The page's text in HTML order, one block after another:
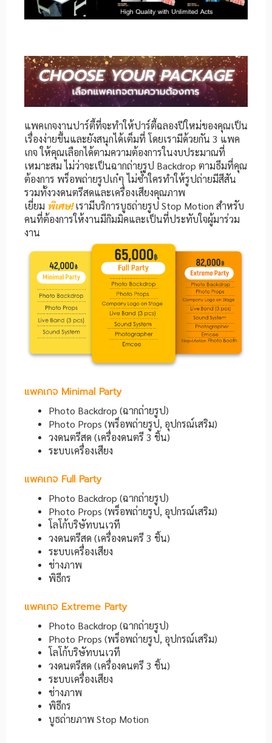
แพคเกจงานปาร์ตี้ที่จะทำให้ปาร์ตี้ฉลองปีใหม่ของคุณเป็น
เรื่องง่ายขึ้นและยังสนุกได้เต็มที่ โดยเรามีด้วยกัน 3 แพค
เกจ ให้คุณเลือกได้ตามความต้องการในงบประมาณที่
เหมาะสม ไม่ว่าจะเป็นฉากถ่ายรูป Backdrop ตามธีมที่คุณ
ต้องการ พร็อพถ่ายรูปเก๋ๆ ไม่ซ้ำใครทำให้รูปถ่ายมีสีสัน
รวมทั้งวงดนตรีสดและเครื่องเสียงคุณภาพ
เยี่ยม พิเศษ!เรามีบริการบูธถ่ายรูป Stop Motion สำหรับ
คนที่ต้องการให้งานมีกิมมิคและเป็นที่ประทับใจผู้มาร่วม
งาน
แพคเกจ Minimal Party
Photo Backdrop (ฉากถ่ายรูป)
Photo Props (พร็อพถ่ายรูป, อุปกรณ์เสริม)
วงดนตรีสด (เครื่องดนตรี 3 ชิ้น)
ระบบเครื่องเสียง
แพคเกจ Full Party
Photo Backdrop (ฉากถ่ายรูป)
Photo Props (พร็อพถ่ายรูป, อุปกรณ์เสริม)
โลโก้บริษัทบนเวที
วงดนตรีสด (เครื่องดนตรี 3 ชิ้น)
ระบบเครื่องเสียง
ช่างภาพ
พิธีกร
แพคเกจ Extreme Party
Photo Backdrop (ฉากถ่ายรูป)
Photo Props (พร็อพถ่ายรูป, อุปกรณ์เสริม)
โลโก้บริษัทบนเวที
วงดนตรีสด (เครื่องดนตรี 3 ชิ้น)
ระบบเครื่องเสียง
ช่างภาพ
พิธีกร
บูธถ่ายภาพ Stop Motion